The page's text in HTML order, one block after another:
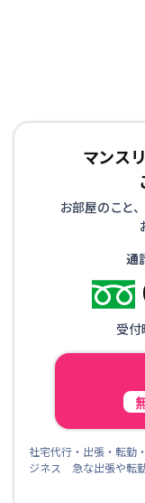
マンス
お部屋のこと
通
受
社宅代行・出張・転勤
ジネス 急な出張や転